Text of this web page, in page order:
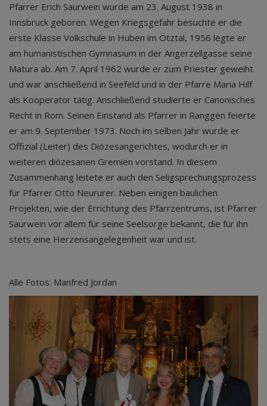
Pfarrer Erich Saurwein wurde am 23. August 1938 in
Innsbruck geboren. Wegen Kriegsgefahr besuchte er die
erste Klasse Volkschule in Huben im Ötztal, 1956 legte er
am humanistischen Gymnasium in der Angerzellgasse seine
Matura ab. Am 7. April 1962 wurde er zum Priester geweiht
und war anschließend in Seefeld und in der Pfarre Maria Hilf
als Kooperator tätig. Anschließend studierte er Canonisches
Recht in Rom. Seinen Einstand als Pfarrer in Ranggen feierte
er am 9. September 1973. Noch im selben Jahr wurde er
Offizial (Leiter) des Diözesangerichtes, wodurch er in
weiteren diözesanen Gremien vorstand. In diesem
Zusammenhang leitete er auch den Seligsprechungsprozess
für Pfarrer Otto Neururer. Neben einigen baulichen
Projekten, wie der Errichtung des Pfarrzentrums, ist Pfarrer
Saurwein vor allem für seine Seelsorge bekannt, die für ihn
stets eine Herzensangelegenheit war und ist.
Alle Fotos: Manfred Jordan